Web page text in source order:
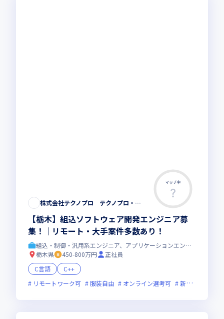
マッチ率
株式会社テクノプロ テクノプロ・エンジニアリング社
【栃木】組込ソフトウェア開発エンジニア募
集！｜リモート・大手案件多数あり！
組込・制御・汎用系エンジニア、アプリケーションエンジニア
栃木県
450-800万円
正社員
C言語
C++
リモートワーク可
服装自由 オンライン選考可 新技術に積極的